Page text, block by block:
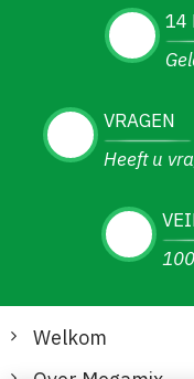
14
VRAGEN
Heeft u
Welkom